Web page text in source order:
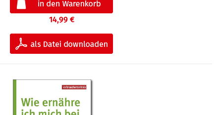
14,99 €